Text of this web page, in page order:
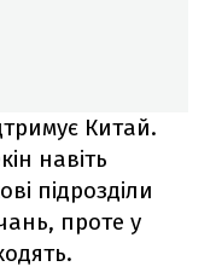
Китай.
навіть
підрозділи
проте у